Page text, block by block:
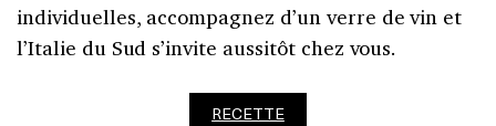
individuelles, accompagnez d’un verre de vin et
l’Italie du Sud s’invite aussitôt chez vous.
RECETTE